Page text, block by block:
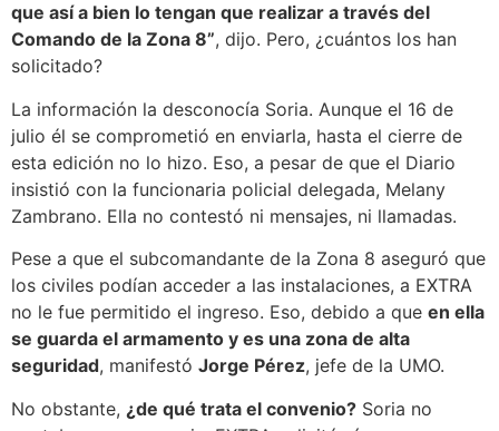
que así a bien lo tengan que realizar a través del
Comando de la Zona 8”, dijo. Pero, ¿cuántos los han
solicitado?
La información la desconocía Soria. Aunque el 16 de
julio él se comprometió en enviarla, hasta el cierre de
esta edición no lo hizo. Eso, a pesar de que el Diario
insistió con la funcionaria policial delegada, Melany
Zambrano. Ella no contestó ni mensajes, ni llamadas.
Pese a que el subcomandante de la Zona 8 aseguró que
los civiles podían acceder a las instalaciones, a EXTRA
no le fue permitido el ingreso. Eso, debido a que en ella
se guarda el armamento y es una zona de alta
seguridad, manifestó Jorge Pérez, jefe de la UMO.
No obstante, ¿de qué trata el convenio? Soria no